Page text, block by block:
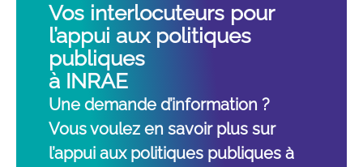
Vos interlocuteurs pour
l’appui aux politiques
publiques
à INRAE
Une demande d’information ?
Vous voulez en savoir plus sur
l’appui aux politiques publiques à